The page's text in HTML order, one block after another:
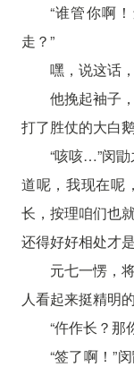
“谁管你啊
走？”
嘿，说这话
他挽起袖子
打了胜仗的大白鹅
“咳咳…”闵
道呢，我现在呢
长，按理咱们也
还得好好相处才
元七一愣，
人看起来挺精明的
“仵作长？那
“签了啊！”